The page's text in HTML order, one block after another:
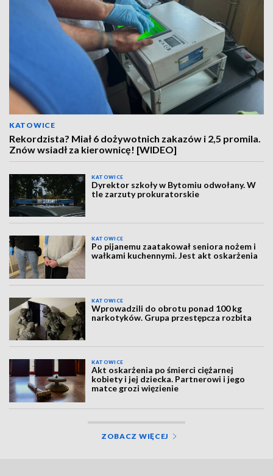
KATOWICE
Rekordzista? Miał 6 dożywotnich zakazów i 2,5 promila.
Znów wsiadł za kierownicę! [WIDEO]
KATOWICE
Dyrektor szkoły w Bytomiu odwołany. W
tle zarzuty prokuratorskie
KATOWICE
Po pijanemu zaatakował seniora nożem i
wałkami kuchennymi. Jest akt oskarżenia
KATOWICE
Wprowadzili do obrotu ponad 100 kg
narkotyków. Grupa przestępcza rozbita
KATOWICE
Akt oskarżenia po śmierci ciężarnej
kobiety i jej dziecka. Partnerowi i jego
matce grozi więzienie
ZOBACZ WIĘCEJ